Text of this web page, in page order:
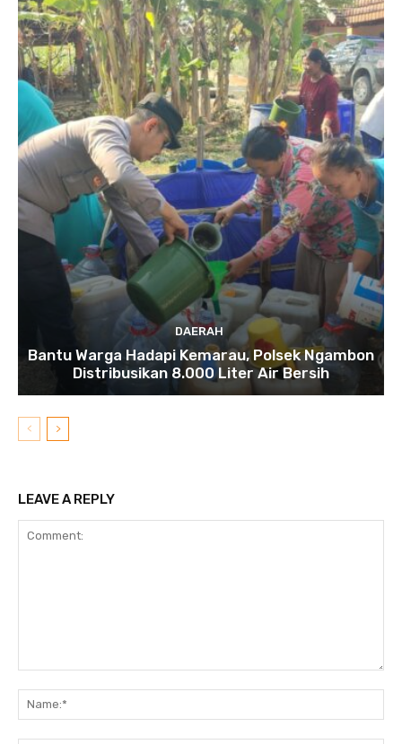
DAERAH
Bantu Warga Hadapi Kemarau, Polsek Ngambon
Distribusikan 8.000 Liter Air Bersih
LEAVE A REPLY